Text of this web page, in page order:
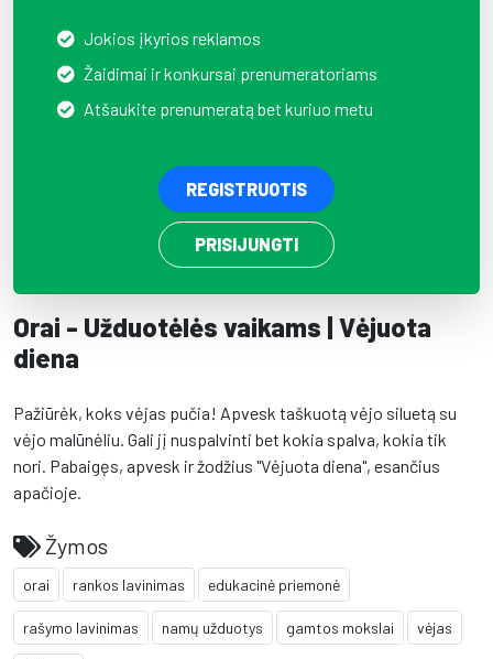
Jokios įkyrios reklamos
Žaidimai ir konkursai prenumeratoriams
Atšaukite prenumeratą bet kuriuo metu
REGISTRUOTIS
PRISIJUNGTI
Orai - Užduotėlės vaikams | Vėjuota
diena
Pažiūrėk, koks vėjas pučia! Apvesk taškuotą vėjo siluetą su
vėjo malūnėliu. Gali jį nuspalvinti bet kokia spalva, kokia tik
nori. Pabaigęs, apvesk ir žodžius "Vėjuota diena", esančius
apačioje.
Žymos
orai rankos lavinimas edukacinė priemonė
rašymo lavinimas namų užduotys gamtos mokslai vėjas